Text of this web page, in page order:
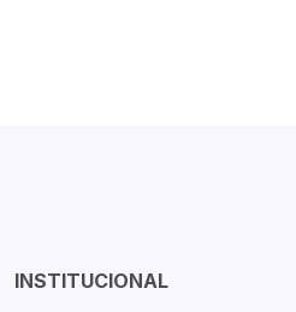
INSTITUCIONAL